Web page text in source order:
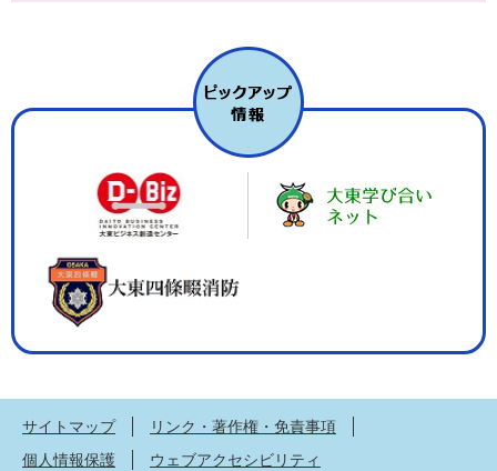
サイトマップ
リンク・著作権・免責事項
個人情報保護
ウェブアクセシビリティ